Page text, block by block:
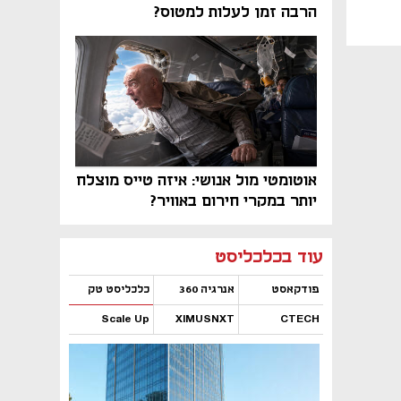
הרבה זמן לעלות למטוס?
אוטומטי מול אנושי: איזה טייס מוצלח
יותר במקרי חירום באוויר?
עוד בכלכליסט
פודקאסט אנרגיה 360 כלכליסט טק
CTECH
XIMUSNXT
Scale Up
נפתח בכרטיסייה חדשה
נפתח בכרטיסייה חדשה